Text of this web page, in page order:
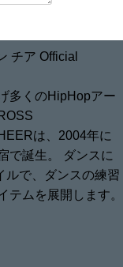
多くのHipHopアー
は、2004年に
で誕生。 ダンスに
ルで、ダンスの練習
テムを展開します。